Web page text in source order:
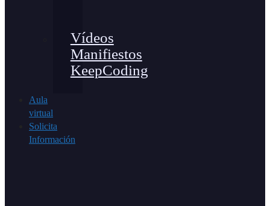
Vídeos
Manifiestos
KeepCoding
Aula
virtual
Solicita
Información